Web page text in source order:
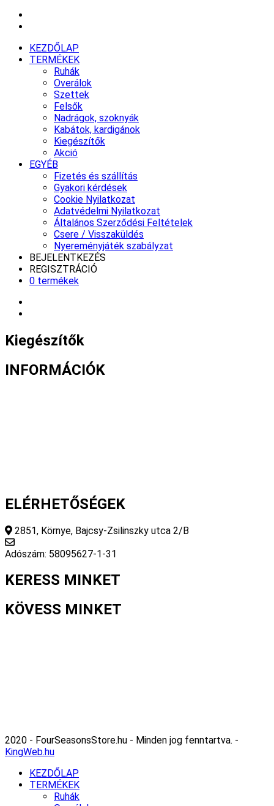
KEZDŐLAP
TERMÉKEK
Ruhák
Overálok
Szettek
Felsők
Nadrágok, szoknyák
Kabátok, kardigánok
Kiegészítők
Akció
EGYÉB
Fizetés és szállítás
Gyakori kérdések
Cookie Nyilatkozat
Adatvédelmi Nyilatkozat
Általános Szerződési Feltételek
Csere / Visszaküldés
Nyereményjáték szabályzat
BEJELENTKEZÉS
REGISZTRÁCIÓ
0 termékek
Kiegészítők
INFORMÁCIÓK
ELÉRHETŐSÉGEK
2851, Környe, Bajcsy-Zsilinszky utca 2/B
Adószám: 58095627-1-31
KERESS MINKET
KÖVESS MINKET
2020 - FourSeasonsStore.hu - Minden jog fenntartva. -
KingWeb.hu
KEZDŐLAP
TERMÉKEK
Ruhák